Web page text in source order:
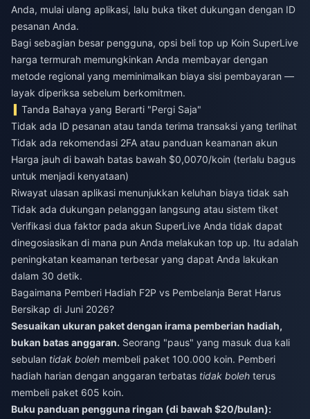
Anda, mulai ulang aplikasi, lalu buka tiket dukungan dengan ID
pesanan Anda.
Bagi sebagian besar pengguna, opsi beli top up Koin SuperLive
harga termurah memungkinkan Anda membayar dengan
metode regional yang meminimalkan biaya sisi pembayaran —
layak diperiksa sebelum berkomitmen.
Tanda Bahaya yang Berarti "Pergi Saja"
Tidak ada ID pesanan atau tanda terima transaksi yang terlihat
Tidak ada rekomendasi 2FA atau panduan keamanan akun
Harga jauh di bawah batas bawah $0,0070/koin (terlalu bagus
untuk menjadi kenyataan)
Riwayat ulasan aplikasi menunjukkan keluhan biaya tidak sah
Tidak ada dukungan pelanggan langsung atau sistem tiket
Verifikasi dua faktor pada akun SuperLive Anda tidak dapat
dinegosiasikan di mana pun Anda melakukan top up. Itu adalah
peningkatan keamanan terbesar yang dapat Anda lakukan
dalam 30 detik.
Bagaimana Pemberi Hadiah F2P vs Pembelanja Berat Harus
Bersikap di Juni 2026?
Sesuaikan ukuran paket dengan irama pemberian hadiah,
bukan batas anggaran. Seorang "paus" yang masuk dua kali
sebulan tidak boleh membeli paket 100.000 koin. Pemberi
hadiah harian dengan anggaran terbatas tidak boleh terus
membeli paket 605 koin.
Buku panduan pengguna ringan (di bawah $20/bulan):